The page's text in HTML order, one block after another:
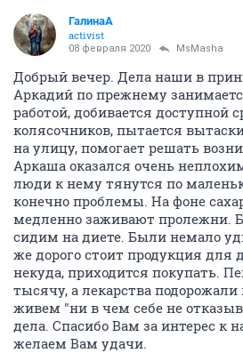
ГалинаА
activist
08 февраля 2020 MsMasha
Добрый вечер. Дела наши в
Аркадий по прежнему
работой, добивается доступной
колясочников, пытается
на улицу, помогает решать
Аркаша оказался очень
люди к нему тянутся по
конечно проблемы. На фоне
медленно заживают пролежни.
сидим на диете. Были немало
же дорого стоит продукция для
некуда, приходится покупать.
тысячу, а лекарства
живем "ни в чем себе не
дела. Спасибо Вам за интерес
желаем Вам удачи.